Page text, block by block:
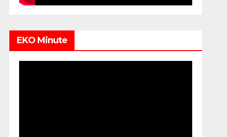
EKO Minute